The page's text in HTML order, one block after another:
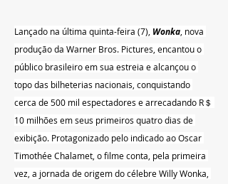
Lançado na última quinta-feira (7), Wonka , nova
produção da Warner Bros. Pictures, encantou o
público brasileiro em sua estreia e alcançou o
topo das bilheterias nacionais, conquistando
cerca de 500 mil espectadores e arrecadando R＄
10 milhões em seus primeiros quatro dias de
exibição. Protagonizado pelo indicado ao Oscar
Timothée Chalamet, o filme conta, pela primeira
vez, a jornada de origem do célebre Willy Wonka,